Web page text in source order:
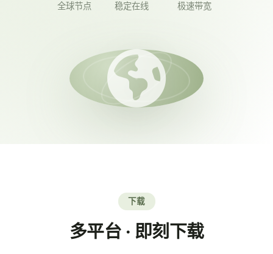
全球节点 稳定在线 极速带宽
下载
多平台 · 即刻下载